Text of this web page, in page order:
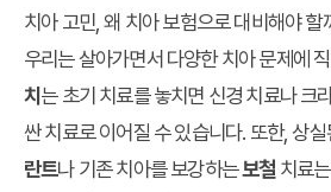
치아 고민, 왜 치아 보험으로 대비해야 할
우리는 살아가면서 다양한 치아 문제에
치 는 초기 치료를 놓치면 신경 치료나 크
싼 치료로 이어질 수 있습니다. 또한, 상
란트나 기존 치아를 보강하는보철 치료